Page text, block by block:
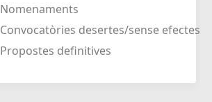
Nomenaments
Convocatòries desertes/sense efectes
Propostes definitives